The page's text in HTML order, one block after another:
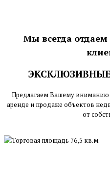
Мы всегда
Предлагаем Вашему
аренде и продаже объектов
от